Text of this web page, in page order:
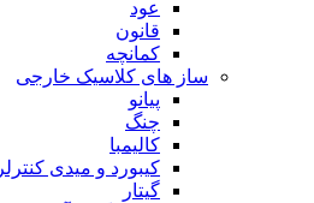
عود
قانون
کمانچه
ساز های کلاسیک خارجی
پیانو
چنگ
کالیمبا
کیبورد و میدی کنترلر
گیتار